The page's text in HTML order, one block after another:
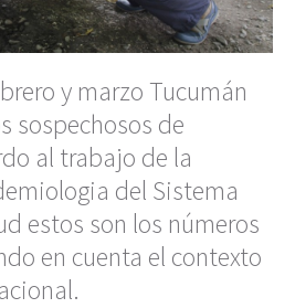
y marzo Tucumán
sospechosos de
al trabajo de la
del Sistema
estos son los números
en cuenta el contexto